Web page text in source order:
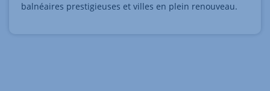
balnéaires prestigieuses et villes en plein renouveau.